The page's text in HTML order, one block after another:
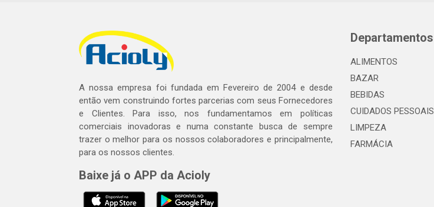
A nossa empresa foi fundada em Fevereiro de 2004 e desde
então vem construindo fortes parcerias com seus Fornecedores
e Clientes. Para isso, nos fundamentamos em políticas
comerciais inovadoras e numa constante busca de sempre
trazer o melhor para os nossos colaboradores e principalmente,
para os nossos clientes.
Baixe já o APP da Acioly
Departamentos
ALIMENTOS
BAZAR
BEBIDAS
CUIDADOS PESSOAIS
LIMPEZA
FARMÁCIA